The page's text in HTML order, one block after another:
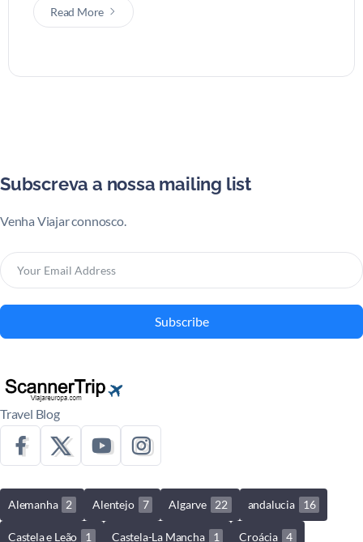
Read More
Subscreva a nossa mailing list
Venha Viajar connosco.
Subscribe
Travel Blog
Alemanha 2 Alentejo 7 Algarve 22 andalucia 16
Castela e Leão 1 Castela-La Mancha 1 Croácia 4